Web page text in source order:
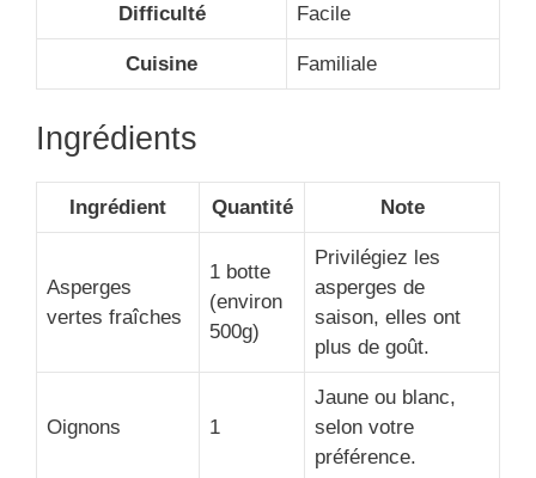
Difficulté Facile
Cuisine Familiale
Ingrédients
Ingrédient Quantité Note
Asperges
vertes fraîches
1 botte
(environ
500g)
Privilégiez les
asperges de
saison, elles ont
plus de goût.
Oignons 1
Jaune ou blanc,
selon votre
préférence.